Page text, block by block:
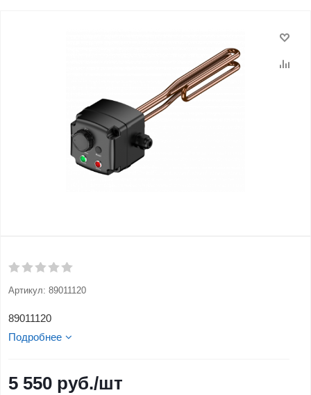
Артикул: 89011120
89011120
Подробнее
5 550 руб./шт